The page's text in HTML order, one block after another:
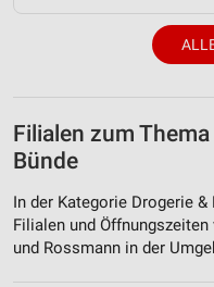
Filialen zum
Bünde
In der Kategorie Drogerie
Filialen und
und Rossmann in der